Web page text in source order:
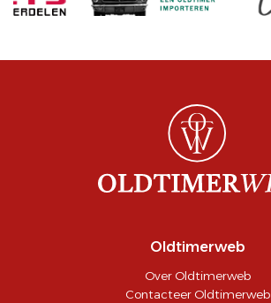
Oldtimerweb
Over Oldtimerweb
Contacteer Oldtimerweb